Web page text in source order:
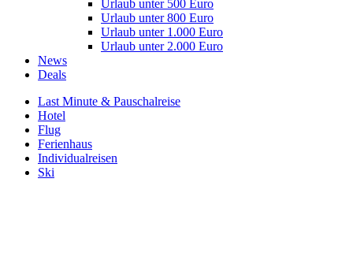
Urlaub unter 500 Euro
Urlaub unter 800 Euro
Urlaub unter 1.000 Euro
Urlaub unter 2.000 Euro
News
Deals
Last Minute & Pauschalreise
Hotel
Flug
Ferienhaus
Individualreisen
Ski